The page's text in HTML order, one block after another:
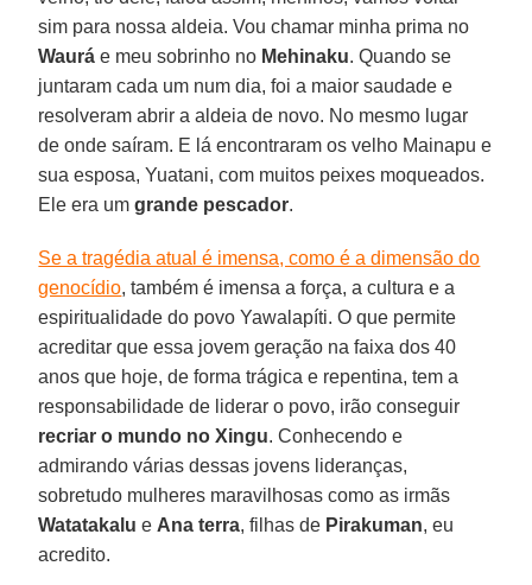
sim para nossa aldeia. Vou chamar minha prima no
Waurá e meu sobrinho no Mehinaku. Quando se
juntaram cada um num dia, foi a maior saudade e
resolveram abrir a aldeia de novo. No mesmo lugar
de onde saíram. E lá encontraram os velho Mainapu e
sua esposa, Yuatani, com muitos peixes moqueados.
Ele era umgrande pescador.
Se a tragédia atual é imensa, como é a dimensão do
genocídio, também é imensa a força, a cultura e a
espiritualidade do povo Yawalapíti. O que permite
acreditar que essa jovem geração na faixa dos 40
anos que hoje, de forma trágica e repentina, tem a
responsabilidade de liderar o povo, irão conseguir
recriar o mundo no Xingu. Conhecendo e
admirando várias dessas jovens lideranças,
sobretudo mulheres maravilhosas como as irmãs
Watatakalu e Ana terra, filhas de Pirakuman, eu
acredito.